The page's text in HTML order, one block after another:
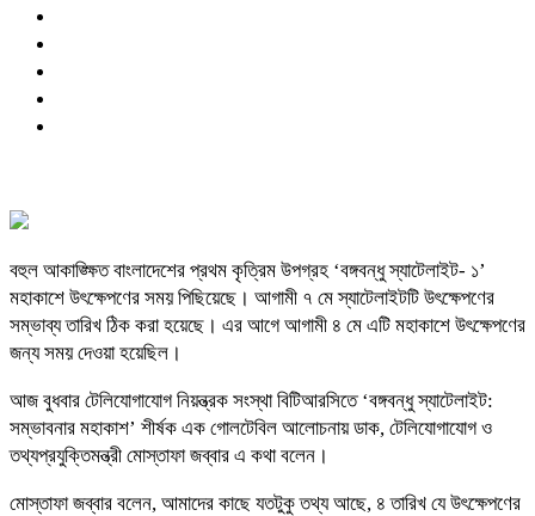
বহুল আকাঙ্ক্ষিত বাংলাদেশের প্রথম কৃত্রিম উপগ্রহ ‘বঙ্গবন্ধু স্যাটেলাইট- ১’
মহাকাশে উৎক্ষেপণের সময় পিছিয়েছে। আগামী ৭ মে স্যাটেলাইটটি উৎক্ষেপণের
সম্ভাব্য তারিখ ঠিক করা হয়েছে। এর আগে আগামী ৪ মে এটি মহাকাশে উৎক্ষেপণের
জন্য সময় দেওয়া হয়েছিল।
আজ বুধবার টেলিযোগাযোগ নিয়ন্ত্রক সংস্থা বিটিআরসিতে ‘বঙ্গবন্ধু স্যাটেলাইট:
সম্ভাবনার মহাকাশ’ শীর্ষক এক গোলটেবিল আলোচনায় ডাক, টেলিযোগাযোগ ও
তথ্যপ্রযুক্তিমন্ত্রী মোস্তাফা জব্বার এ কথা বলেন।
মোস্তাফা জব্বার বলেন, আমাদের কাছে যতটুকু তথ্য আছে, ৪ তারিখ যে উৎক্ষেপণের